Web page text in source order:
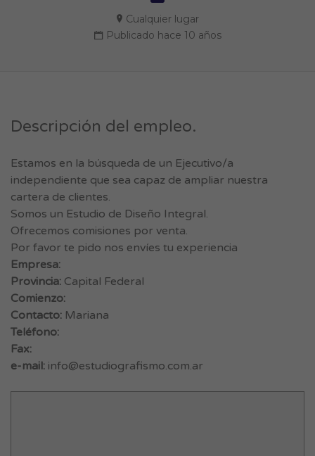
Cualquier lugar
Publicado hace 10 años
Descripción del empleo.
Estamos en la búsqueda de un Ejecutivo/a
independiente que sea capaz de ampliar nuestra
cartera de clientes.
Somos un Estudio de Diseño Integral.
Ofrecemos comisiones por venta.
Por favor te pido nos envíes tu experiencia
Empresa:
Provincia: Capital Federal
Comienzo:
Contacto: Mariana
Teléfono:
Fax:
e-mail: info@estudiografismo.com.ar